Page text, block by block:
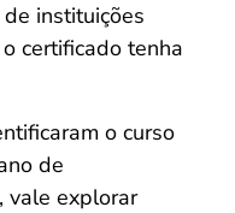
instituições
certificado tenha
o curso
de
vale explorar